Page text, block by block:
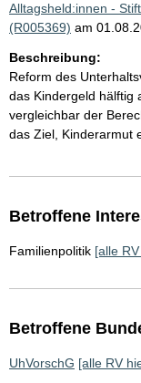
Alltagsheld:innen -
(R005369) am
Beschreibung:
Reform des
das Kindergeld hälftig
vergleichbar der
das Ziel, Kinderarmut
Betroffene
Familienpolitik [alle
Betroffene
UhVorschG [alle RV